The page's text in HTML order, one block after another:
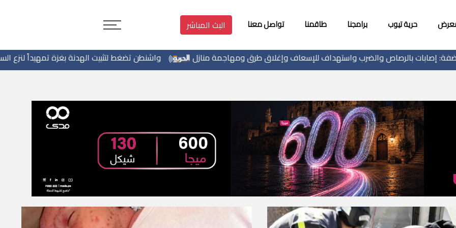
حرية تيوب برامجنا طاقمنا تواصل معنا البث المباشر
واشنطن تضغط لتثبيت الهدنة بغزة تمهيداً لنزع السلاح وإدخال والضرب واستهداف للإسعاف وإغلاق طرق ومهاجمة منازل